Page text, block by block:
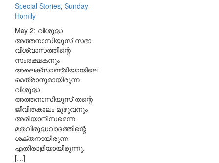
Special Stories, Sunday
Homily
May 2: വിശുദ്ധ
അത്തനാസിയൂസ് സഭാ
വിശ്വാസത്തിന്റെ
സംരക്ഷകനും
അലെക്സാണ്ട്രിയായിലെ
മെത്രാനുമായിരുന്ന
വിശുദ്ധ
അത്തനാസിയൂസ് തന്റെ
ജീവിതകാലം മുഴുവനും
അരിയാനിസമെന്ന
മതവിരുദ്ധവാദത്തിന്റെ
ശക്തനായിരുന്ന
എതിരാളിയായിരുന്നു.
[…]